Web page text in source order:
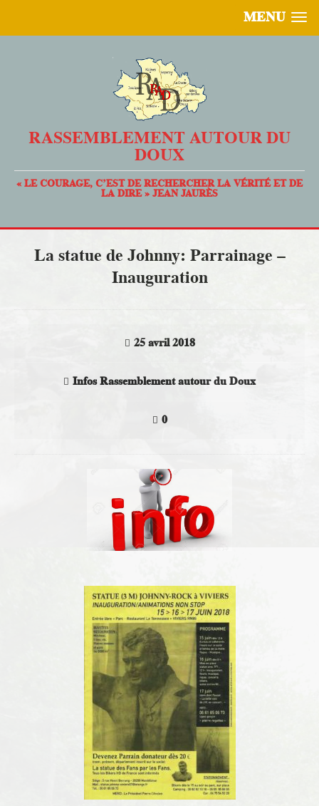
MENU
RASSEMBLEMENT AUTOUR DU
DOUX
« LE COURAGE, C’EST DE RECHERCHER LA VÉRITÉ ET DE
LA DIRE » JEAN JAURÈS
La statue de Johnny: Parrainage –
Inauguration
25 avril 2018
Infos Rassemblement autour du Doux
0